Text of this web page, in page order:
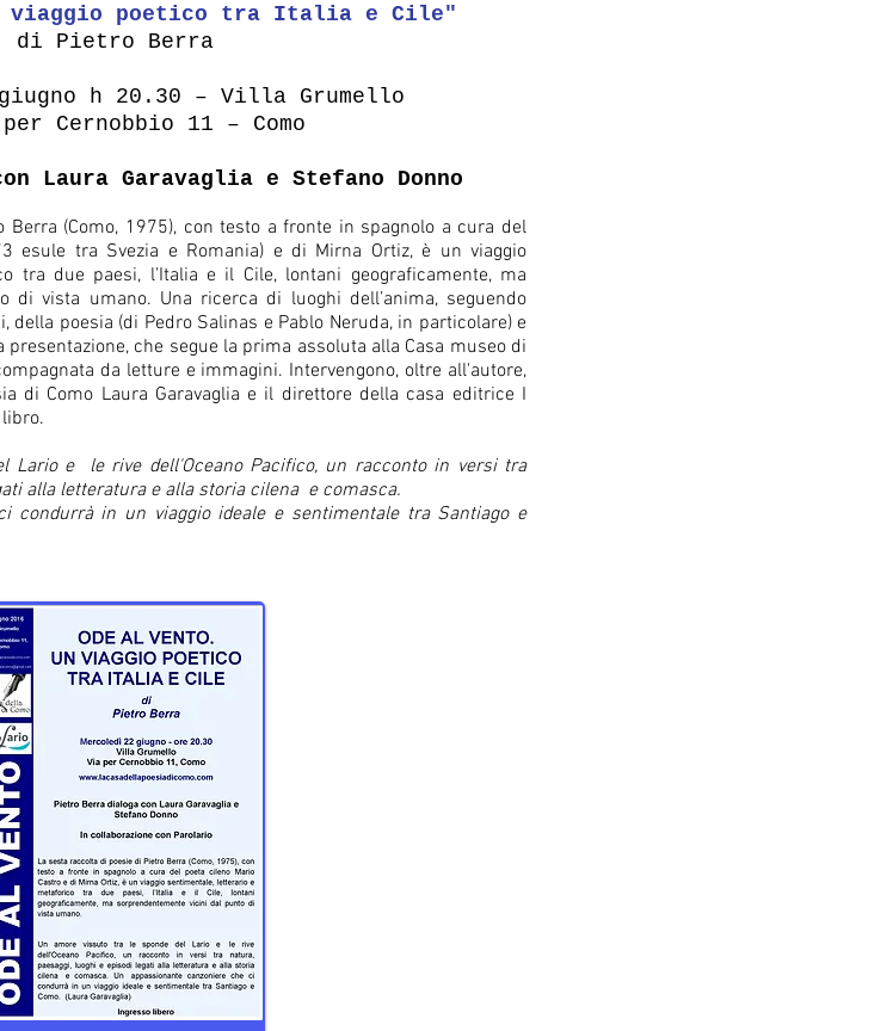
viaggio poetico tra Italia e Cile"
di Pietro Berra
h 20.30 – Villa Grumello
Cernobbio 11 – Como
Laura Garavaglia e Stefano Donno
(Como, 1975), con testo a fronte in spagnolo a cura del
esule tra Svezia e Romania) e di Mirna Ortiz, è un viaggio
tra due paesi, l’Italia e il Cile, lontani geograficamente, ma
di vista umano. Una ricerca di luoghi dell’anima, seguendo
della poesia (di Pedro Salinas e Pablo Neruda, in particolare) e
che segue la prima assoluta alla Casa museo di
da letture e immagini. Intervengono, oltre all'autore,
di Como Laura Garavaglia e il direttore della casa editrice I
Lario e le rive dell'Oceano Pacifico, un racconto in versi tra
alla letteratura e alla storia cilena e comasca.
condurrà in un viaggio ideale e sentimentale tra Santiago e